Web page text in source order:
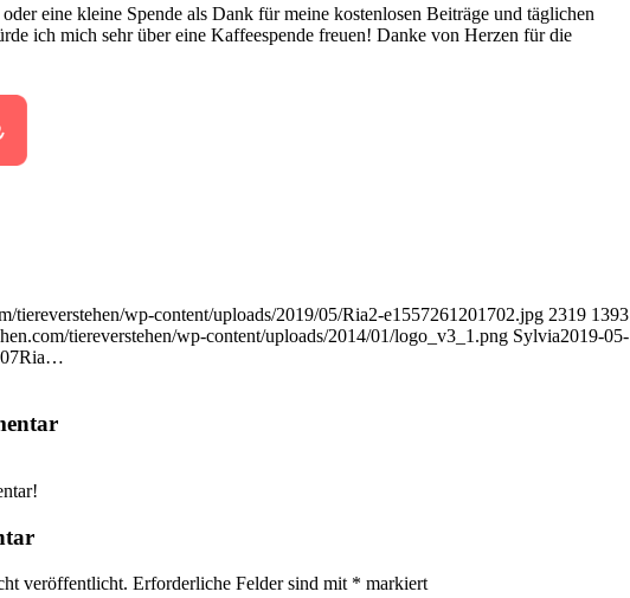
eine kleine Spende als Dank für meine kostenlosen Beiträge und täglichen
ich mich sehr über eine Kaffeespende freuen! Danke von Herzen für die
tiereverstehen/wp-content/uploads/2019/05/Ria2-e1557261201702.jpg 2319 1393
tiereverstehen/wp-content/uploads/2014/01/logo_v3_1.png Sylvia2019-05-
Ria…
veröffentlicht. Erforderliche Felder sind mit * markiert